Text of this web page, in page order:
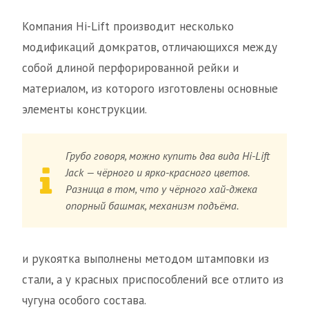
Компания Hi-Lift производит несколько
модификаций домкратов, отличающихся между
собой длиной перфорированной рейки и
материалом, из которого изготовлены основные
элементы конструкции.
Грубо говоря, можно купить два вида Hi-Lift
Jack — чёрного и ярко-красного цветов.
Разница в том, что у чёрного хай-джека
опорный башмак, механизм подъёма.
и рукоятка выполнены методом штамповки из
стали, а у красных приспособлений все отлито из
чугуна особого состава.